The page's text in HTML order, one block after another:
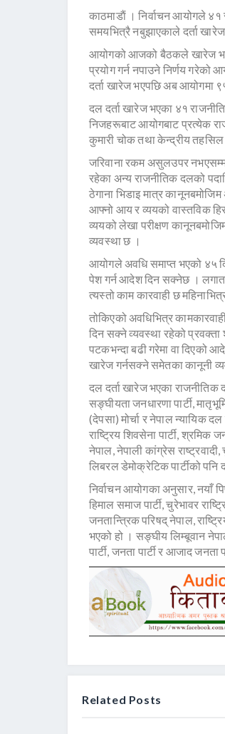
काठमाडाैं । निर्वाचन आयोगले ४१
समयभित्रै नबुझाएकाले दर्ता खारेज
आयोगको आजको बैठकले खारेज
प्रयोग गर्न नपाउने निर्णय गरेको
दर्ता खारेज भएपछि अब आयोगमा
दल दर्ता खारेज भएका ४१
निजहरूबाट आयोगबाट प्रत्येक
कुमारी चोक तथा केन्द्रीय
जरिवाना रकम असुलउपर
रहेका अन्य राजनीतिक दलको
ठेगाना भिडाइ मात्र
आफ्नो आय र व्ययको वास्तविक
व्ययको लेखा परीक्षण
व्यवस्था छ ।
आयोगले अवधि समाप्त भएको ४५
पेश गर्न आदेश दिन सक्नेछ ।
त्यस्तो काम कारवाही छ
तोकिएको अवधिभित्र
दिन सक्ने व्यवस्था रहेको
पटकभन्दा बढी गरेमा वा दिएको
खारेज गर्नसक्ने समेतका कानूनी
दल दर्ता खारेज भएका राजनीतिक
सङ्घीयता जनधारणा पार्टी,
(देपसा) मोर्चा र नेपाल न्यायिक दल
राष्ट्रिय शिवसेना पार्टी, श्रमिक
नेपाल, नेपाली कांग्रेस राष्ट्रवादी,
लिबरल डेमोक्रेटिक पार्टीको पनि
निर्वाचन आयोगका अनुसार, नयाँ
हिमाल समाज पार्टी, चुरेभावर
जनतान्त्रिक परिषद् नेपाल,
भएको हो । सङ्घीय लिम्बूवान
पार्टी, जनता पार्टी र आजाद
Related Posts